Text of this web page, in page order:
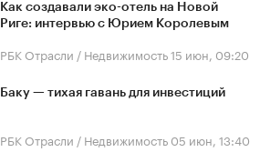
Как создавали эко-отель на Новой
Риге: интервью с Юрием Королевым
РБК Отрасли / Недвижимость15 июн, 09:20
Баку — тихая гавань для инвестиций
РБК Отрасли / Недвижимость 05 июн, 13:40